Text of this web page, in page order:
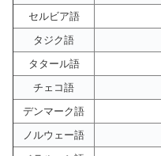
セルビア語
タジク語
タタール語
チェコ語
デンマーク語
ノルウェー語